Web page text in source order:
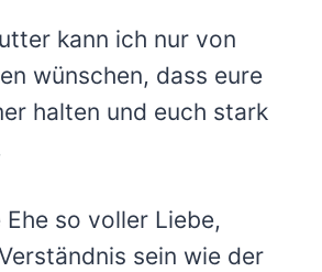
kann ich nur von
wünschen, dass eure
halten und euch stark
so voller Liebe,
sein wie der